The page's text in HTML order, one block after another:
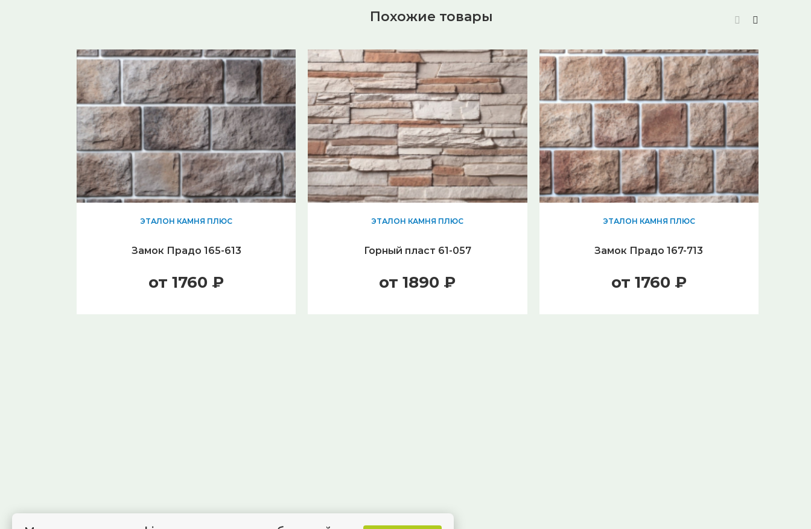
Похожие товары
ЭТАЛОН КАМНЯ ПЛЮС
Замок Прадо 165-613
от 1760 ₽
ЭТАЛОН КАМНЯ ПЛЮС
Горный пласт 61-057
от 1890 ₽
ЭТАЛОН КАМНЯ ПЛЮС
Замок Прадо 167-713
от 1760 ₽